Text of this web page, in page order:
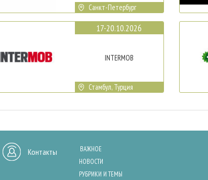
Санкт-Петербург
17-20.10.2026
INTERMOB
Стамбул, Турция
Контакты
ВАЖНОЕ
НОВОСТИ
РУБРИКИ И ТЕМЫ